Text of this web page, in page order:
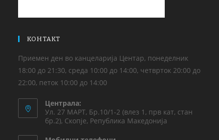
КОНТАКТ
Приемен ден во канцеларија Центар, понеделник
18:00 до 21:30, среда 10:00 до 14:00, четврток 20:00 до
22:00, петок 10:00 до 14:00
Централа:
Ул. 27 МАРТ, Бр.10/1-2 (влез 1, прв кат, стан
бр.2), Скопје, Република Македонија